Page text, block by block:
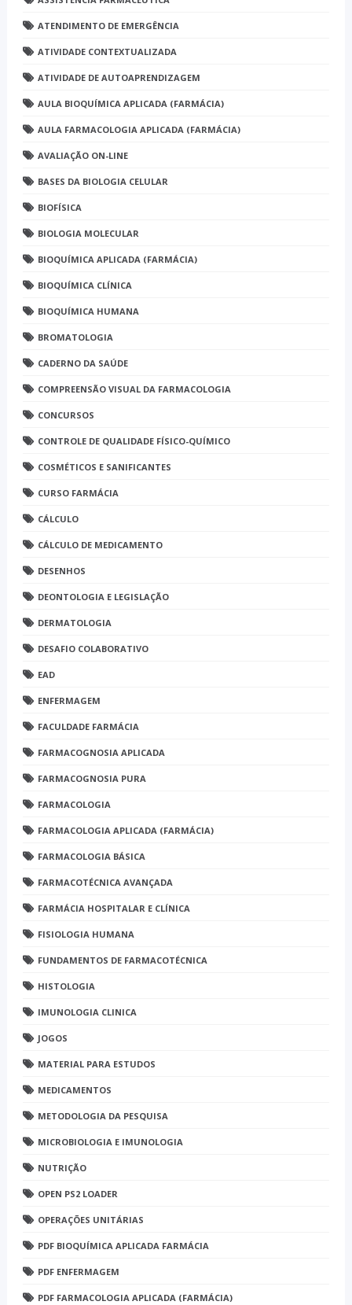
ATENDIMENTO DE EMERGÊNCIA
ATIVIDADE CONTEXTUALIZADA
ATIVIDADE DE AUTOAPRENDIZAGEM
AULA BIOQUÍMICA APLICADA (FARMÁCIA)
AULA FARMACOLOGIA APLICADA (FARMÁCIA)
AVALIAÇÃO ON-LINE
BASES DA BIOLOGIA CELULAR
BIOFÍSICA
BIOLOGIA MOLECULAR
BIOQUÍMICA APLICADA (FARMÁCIA)
BIOQUÍMICA CLÍNICA
BIOQUÍMICA HUMANA
BROMATOLOGIA
CADERNO DA SAÚDE
COMPREENSÃO VISUAL DA FARMACOLOGIA
CONCURSOS
CONTROLE DE QUALIDADE FÍSICO-QUÍMICO
COSMÉTICOS E SANIFICANTES
CURSO FARMÁCIA
CÁLCULO
CÁLCULO DE MEDICAMENTO
DESENHOS
DEONTOLOGIA E LEGISLAÇÃO
DERMATOLOGIA
DESAFIO COLABORATIVO
EAD
ENFERMAGEM
FACULDADE FARMÁCIA
FARMACOGNOSIA APLICADA
FARMACOGNOSIA PURA
FARMACOLOGIA
FARMACOLOGIA APLICADA (FARMÁCIA)
FARMACOLOGIA BÁSICA
FARMACOTÉCNICA AVANÇADA
FARMÁCIA HOSPITALAR E CLÍNICA
FISIOLOGIA HUMANA
FUNDAMENTOS DE FARMACOTÉCNICA
HISTOLOGIA
IMUNOLOGIA CLINICA
JOGOS
MATERIAL PARA ESTUDOS
MEDICAMENTOS
METODOLOGIA DA PESQUISA
MICROBIOLOGIA E IMUNOLOGIA
NUTRIÇÃO
OPEN PS2 LOADER
OPERAÇÕES UNITÁRIAS
PDF BIOQUÍMICA APLICADA FARMÁCIA
PDF ENFERMAGEM
PDF FARMACOLOGIA APLICADA (FARMÁCIA)